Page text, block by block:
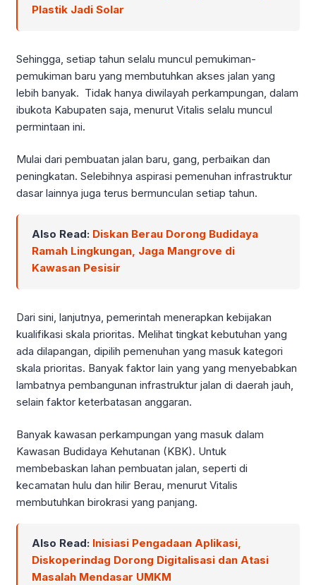
Plastik Jadi Solar
Sehingga, setiap tahun selalu muncul pemukiman-
pemukiman baru yang membutuhkan akses jalan yang
lebih banyak. Tidak hanya diwilayah perkampungan, dalam
ibukota Kabupaten saja, menurut Vitalis selalu muncul
permintaan ini.
Mulai dari pembuatan jalan baru, gang, perbaikan dan
peningkatan. Selebihnya aspirasi pemenuhan infrastruktur
dasar lainnya juga terus bermunculan setiap tahun.
Also Read: Diskan Berau Dorong Budidaya
Ramah Lingkungan, Jaga Mangrove di
Kawasan Pesisir
Dari sini, lanjutnya, pemerintah menerapkan kebijakan
kualifikasi skala prioritas. Melihat tingkat kebutuhan yang
ada dilapangan, dipilih pemenuhan yang masuk kategori
skala prioritas. Banyak faktor lain yang yang menyebabkan
lambatnya pembangunan infrastruktur jalan di daerah jauh,
selain faktor keterbatasan anggaran.
Banyak kawasan perkampungan yang masuk dalam
Kawasan Budidaya Kehutanan (KBK). Untuk
membebaskan lahan pembuatan jalan, seperti di
kecamatan hulu dan hilir Berau, menurut Vitalis
membutuhkan birokrasi yang panjang.
Also Read: Inisiasi Pengadaan Aplikasi,
Diskoperindag Dorong Digitalisasi dan Atasi
Masalah Mendasar UMKM